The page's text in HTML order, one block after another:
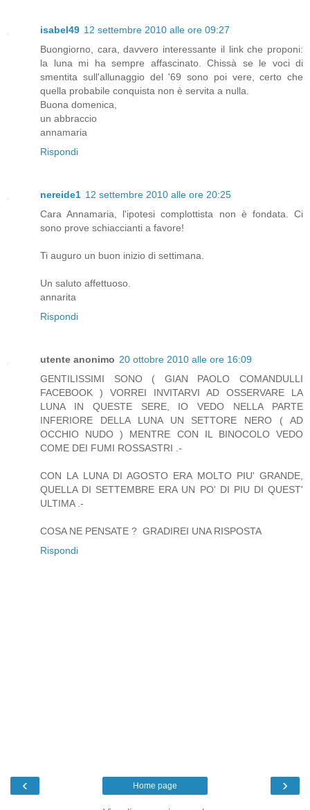
isabel49 12 settembre 2010 alle ore 09:27
Buongiorno, cara, davvero interessante il link che proponi:
la luna mi ha sempre affascinato. Chissà se le voci di
smentita sull'allunaggio del '69 sono poi vere, certo che
quella probabile conquista non è servita a nulla.
Buona domenica,
un abbraccio
annamaria
Rispondi
nereide1 12 settembre 2010 alle ore 20:25
Cara Annamaria, l'ipotesi complottista non è fondata. Ci
sono prove schiaccianti a favore!
Ti auguro un buon inizio di settimana.
Un saluto affettuoso.
annarita
Rispondi
utente anonimo 20 ottobre 2010 alle ore 16:09
GENTILISSIMI SONO ( GIAN PAOLO COMANDULLI
FACEBOOK ) VORREI INVITARVI AD OSSERVARE LA
LUNA IN QUESTE SERE, IO VEDO NELLA PARTE
INFERIORE DELLA LUNA UN SETTORE NERO ( AD
OCCHIO NUDO ) MENTRE CON IL BINOCOLO VEDO
COME DEI FUMI ROSSASTRI .-
CON LA LUNA DI AGOSTO ERA MOLTO PIU' GRANDE,
QUELLA DI SETTEMBRE ERA UN PO' DI PIU DI QUEST'
ULTIMA .-
COSA NE PENSATE ? GRADIREI UNA RISPOSTA
Rispondi
‹ ›
Home page